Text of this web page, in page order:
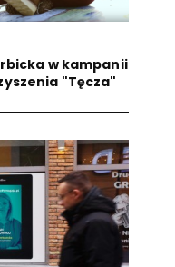
w kampanii
"Tęcza"